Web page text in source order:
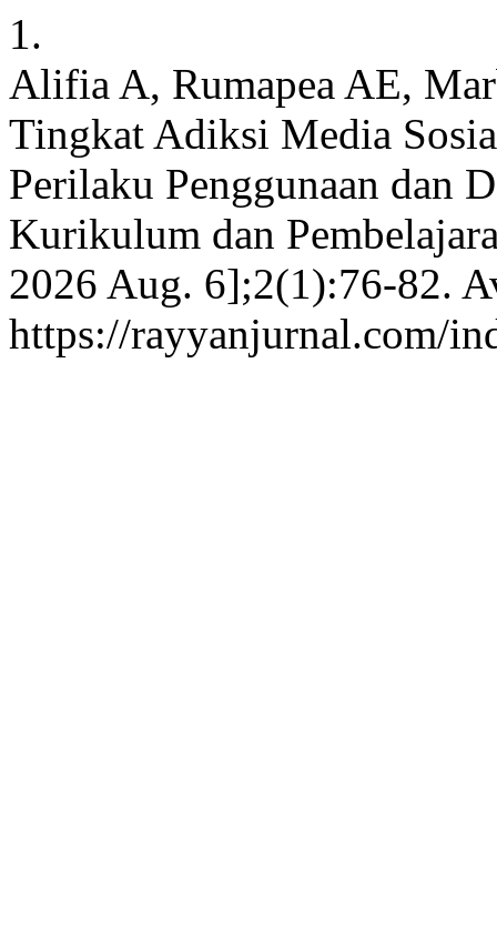
1.
Alifia A, Rumapea AE,
Tingkat Adiksi Media
Perilaku Penggunaan dan
Kurikulum dan
2026 Aug. 6];2(1):76-82.
https://rayyanjurnal.com/